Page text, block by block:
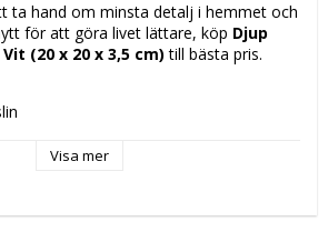
ta hand om minsta detalj i hemmet och
för att göra livet lättare, köp Djup
(20 x 20 x 3,5 cm) till bästa pris.
Visa mer